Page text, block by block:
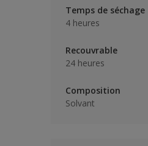
Temps de séchage
4 heures
Recouvrable
24 heures
Composition
Solvant